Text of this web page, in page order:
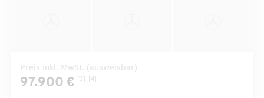
Preis inkl. MwSt. (ausweisbar)
97.900 € [3] [4]